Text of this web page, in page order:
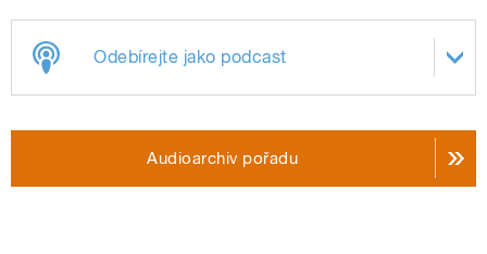
Odebírejte jako podcast
Audioarchiv pořadu